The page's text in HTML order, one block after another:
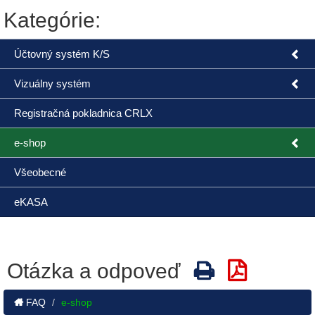
Kategórie:
Účtovný systém K/S
Vizuálny systém
Registračná pokladnica CRLX
e-shop
Všeobecné
eKASA
Otázka a odpoveď
FAQ e-shop